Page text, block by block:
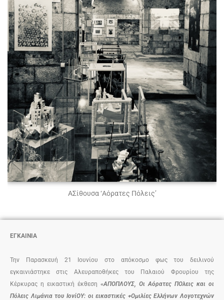
ΑΣίθουσα ‘Αόρατες Πόλεις’
ΕΓΚΑΙΝΙΑ
Την Παρασκευή 21 Ιουνίου στο απόκοσμο φως του δειλινού
εγκαινιάστηκε στις Αλευραποθήκες του Παλαιού Φρουρίου της
Κέρκυρας η εικαστική έκθεση «ΑΠΟΠΛΟΥΣ, Οι Αόρατες ΠΟλεις και οι
Πόλεις Λιμάνια του ΙoνίΟΥ: οι εικαστικές +Ομιλίες Ελλήνων Λογοτεχνών